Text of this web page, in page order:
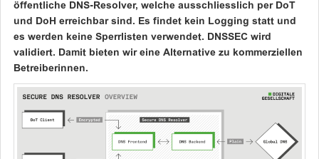
öffentliche DNS-Resolver, welche ausschliesslich per DoT
und DoH erreichbar sind. Es findet kein Logging statt und
es werden keine Sperrlisten verwendet. DNSSEC wird
validiert. Damit bieten wir eine Alternative zu kommerziellen
Betreiberinnen.